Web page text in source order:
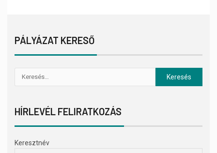
PÁLYÁZAT KERESŐ
HÍRLEVÉL FELIRATKOZÁS
Keresztnév